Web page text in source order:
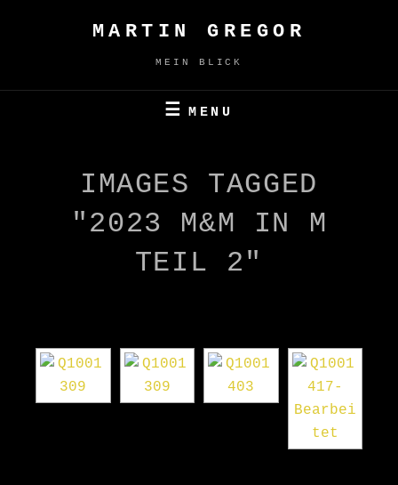
MARTIN GREGOR
MEIN BLICK
MENU
IMAGES TAGGED
"2023 M&M IN M
TEIL 2"